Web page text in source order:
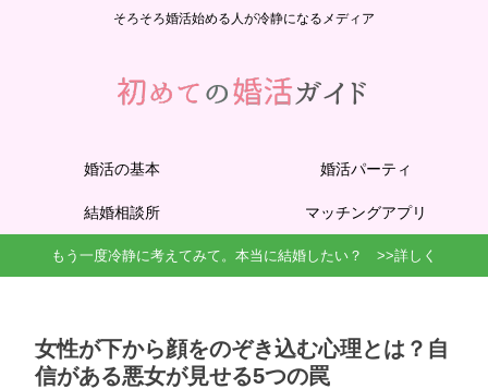
そろそろ婚活始める人が冷静になるメディア
婚活の基本 婚活パーティ
結婚相談所 マッチングアプリ
もう一度冷静に考えてみて。本当に結婚したい？ >>詳しく
女性が下から顔をのぞき込む心理とは？自
信がある悪女が見せる5つの罠